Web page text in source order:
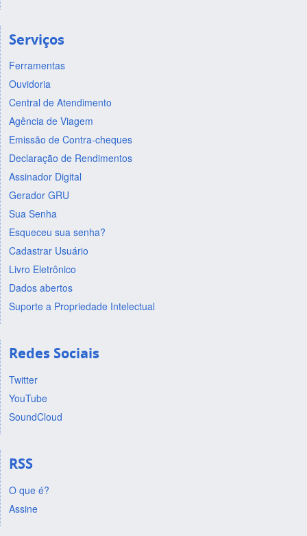
Serviços
Ferramentas
Ouvidoria
Central de Atendimento
Agência de Viagem
Emissão de Contra-cheques
Declaração de Rendimentos
Assinador Digital
Gerador GRU
Sua Senha
Esqueceu sua senha?
Cadastrar Usuário
Livro Eletrônico
Dados abertos
Suporte a Propriedade Intelectual
Redes Sociais
Twitter
YouTube
SoundCloud
RSS
O que é?
Assine